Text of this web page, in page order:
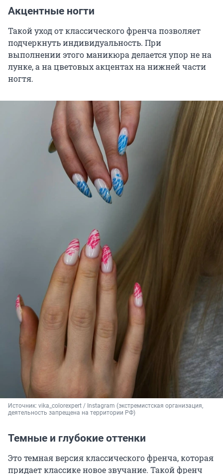
Акцентные ногти
Такой уход от классического френча позволяет
подчеркнуть индивидуальность. При
выполнении этого маникюра делается упор не на
лунке, а на цветовых акцентах на нижней части
ногтя.
Источник: vika_colorexpert / Instagram (экстремистская организация,
деятельность запрещена на территории РФ)
Темные и глубокие оттенки
Это темная версия классического френча, которая
придает классике новое звучание. Такой френч